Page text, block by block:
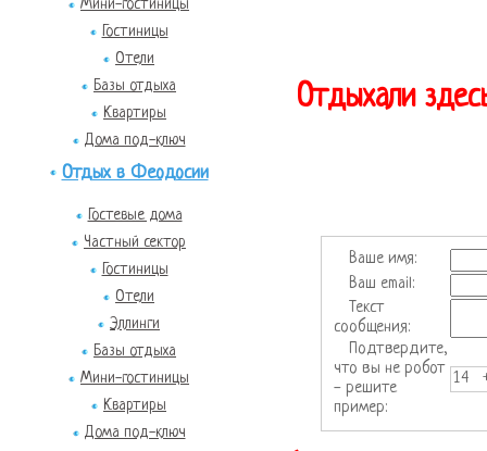
Мини-гостиницы
Гостиницы
Отели
Базы отдыха
Квартиры
Дома под-ключ
Отдых в Феодосии
Гостевые дома
Частный сектор
Гостиницы
Отели
Эллинги
Базы отдыха
Мини-гостиницы
Квартиры
Дома под-ключ
Отдыхали
Ваше имя:
Ваш email:
Текст
сообщения:
Подтвердите,
что вы не робот
- решите
пример:
14